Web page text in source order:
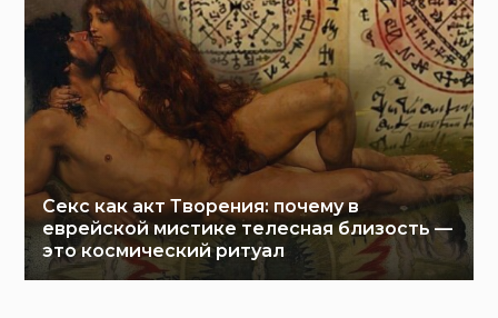
Секс как акт Творения: почему в
еврейской мистике телесная близость —
это космический ритуал